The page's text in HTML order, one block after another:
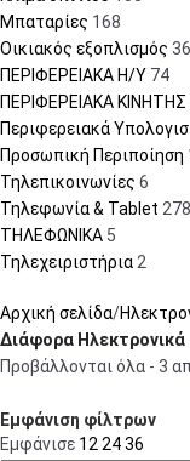
Μπαταρίες 168
Οικιακός εξοπλισμός
ΠΕΡΙΦΕΡΕΙΑΚΑ Η/Υ 74
ΠΕΡΙΦΕΡΕΙΑΚΑ ΚΙΝΗΤΗΣ
Περιφερειακά
Προσωπική Περιποίηση
Τηλεπικοινωνίες 6
Τηλεφωνία & Tablet 278
ΤΗΛΕΦΩΝΙΚΑ 5
Τηλεχειριστήρια2
Αρχική σελίδα
Διάφορα Ηλεκτρονικά
Προβάλλονται όλα - 3
Εμφάνιση φίλτρων
Εμφάνισε 122436